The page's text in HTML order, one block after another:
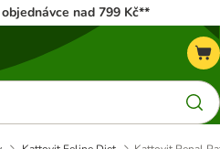
nad 799 Kč**